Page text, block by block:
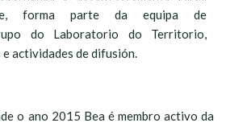
forma parte da equipa de
do Laboratorio do Territorio,
actividades de difusión.
o ano 2015 Bea é membro activo da